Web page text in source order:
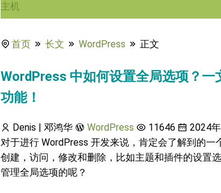
主机
首页 长文 WordPress 正文
WordPress 中如何设置全局选项？一
功能！
Denis | 邓鸿华 WordPress 11646
2024
对于进行 WordPress 开发来说，肯定会了解到的一
创建，访问，修改和删除，比如主题和插件的设置
管理全局选项的呢？